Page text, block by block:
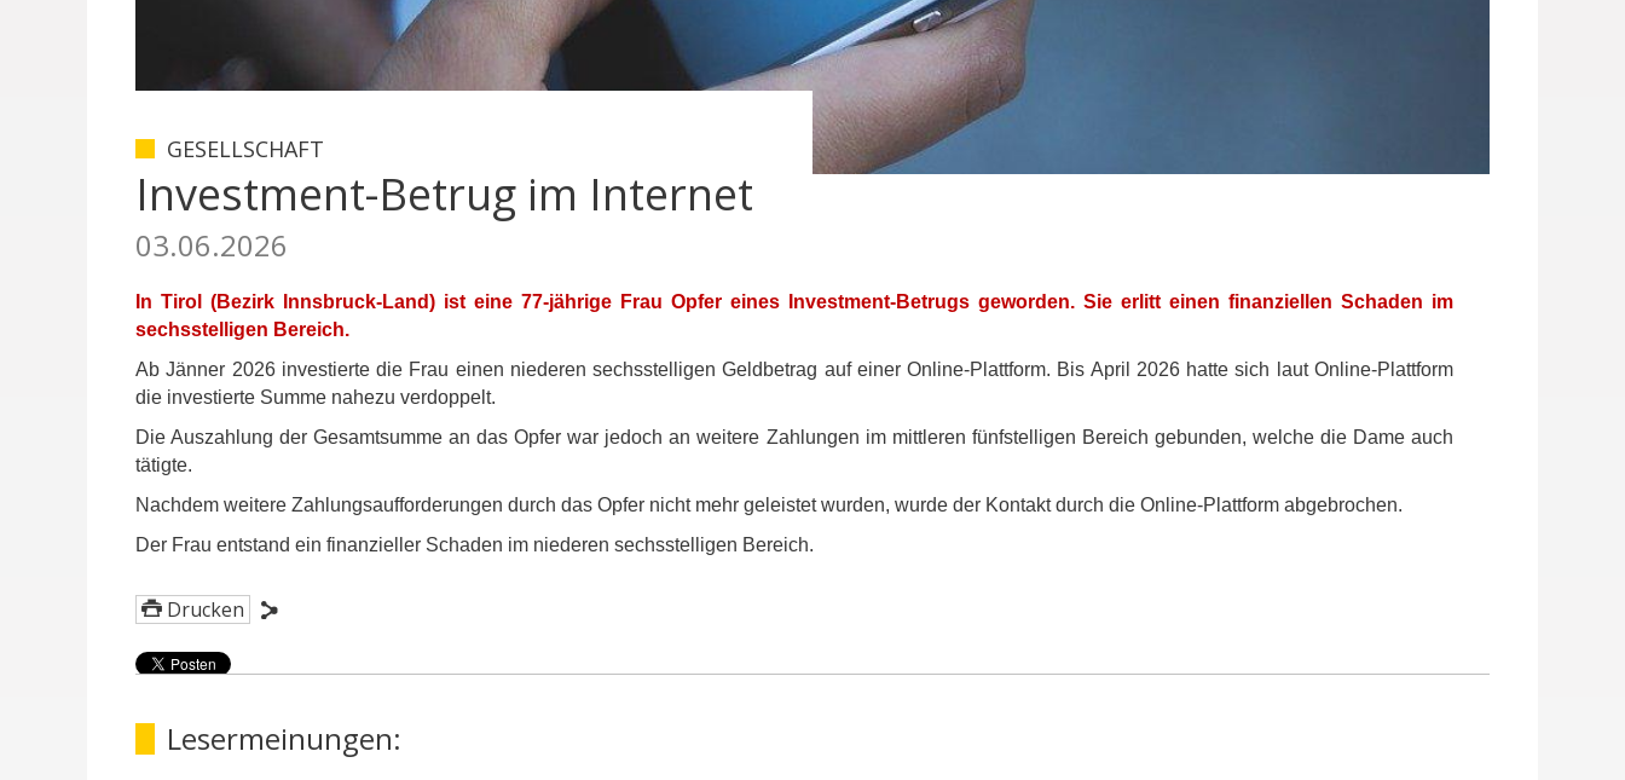
GESELLSCHAFT
Investment-Betrug im Internet
03.06.2026
In Tirol (Bezirk Innsbruck-Land) ist eine 77-jährige Frau Opfer eines Investment-Betrugs geworden. Sie erlitt einen finanziellen Schaden im
sechsstelligen Bereich.
Ab Jänner 2026 investierte die Frau einen niederen sechsstelligen Geldbetrag auf einer Online-Plattform. Bis April 2026 hatte sich laut Online-Plattform
die investierte Summe nahezu verdoppelt.
Die Auszahlung der Gesamtsumme an das Opfer war jedoch an weitere Zahlungen im mittleren fünfstelligen Bereich gebunden, welche die Dame auch
tätigte.
Nachdem weitere Zahlungsaufforderungen durch das Opfer nicht mehr geleistet wurden, wurde der Kontakt durch die Online-Plattform abgebrochen.
Der Frau entstand ein finanzieller Schaden im niederen sechsstelligen Bereich.
Drucken
Lesermeinungen: